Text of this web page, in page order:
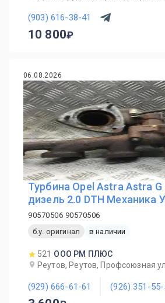
(903) 616-38-41
10 800
06.08.2026
Турбина Opel Astra Astra G
дизель 2.0 DTH Механика
90570506 90570506
б.у. оригинал
в наличии
521 ООО РМ ПЛЮС
Реутов, Реутов, Профсоюзная
(929) 666-61-61 (926) 351-